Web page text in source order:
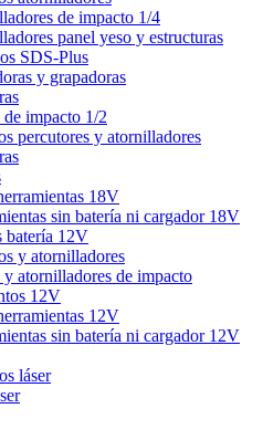
de impacto 1/4
panel yeso y estructuras
SDS-Plus
y grapadoras
impacto 1/2
percutores y atornilladores
18V
sin batería ni cargador 18V
batería 12V
y atornilladores
atornilladores de impacto
12V
12V
sin batería ni cargador 12V
láser